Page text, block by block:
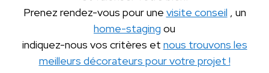
Prenez rendez-vous pour une visite conseil , un
home-staging ou
indiquez-nous vos critères et nous trouvons les
meilleurs décorateurs pour votre projet !